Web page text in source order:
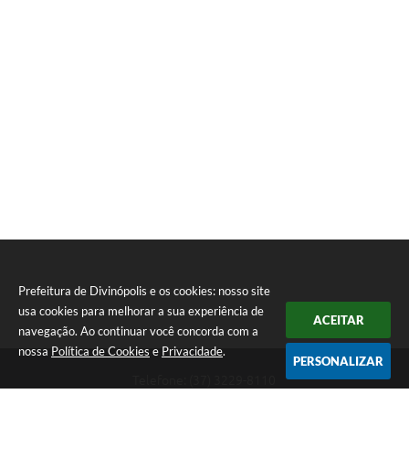
Prefeitura de Divinópolis e os cookies: nosso site
usa cookies para melhorar a sua experiência de
navegação. Ao continuar você concorda com a
nossa Política de Cookies e Privacidade.
ACEITAR
PERSONALIZAR